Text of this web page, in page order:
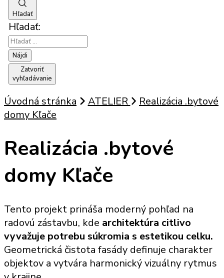
Hľadať
Hľadať:
Zatvoriť
vyhľadávanie
Úvodná stránka ATELIER
Realizácia .bytové
domy Kľače
Realizácia .bytové
domy Kľače
Tento projekt prináša moderný pohľad na
radovú zástavbu, kde architektúra citlivo
vyvažuje potrebu súkromia s estetikou celku.
Geometrická čistota fasády definuje charakter
objektov a vytvára harmonický vizuálny rytmus